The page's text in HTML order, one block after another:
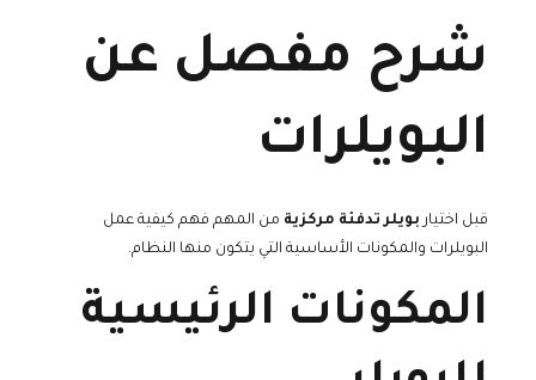
شرح مفصل عن
البويلرات
قبل اختيار بويلر تدفئة مركزية من المهم فهم كيفية عمل
البويلرات والمكونات الأساسية التي يتكون منها النظام.
المكونات الرئيسية